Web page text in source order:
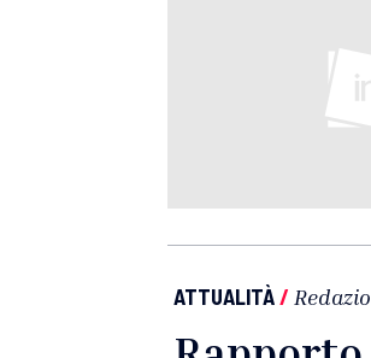
ATTUALITÀ/